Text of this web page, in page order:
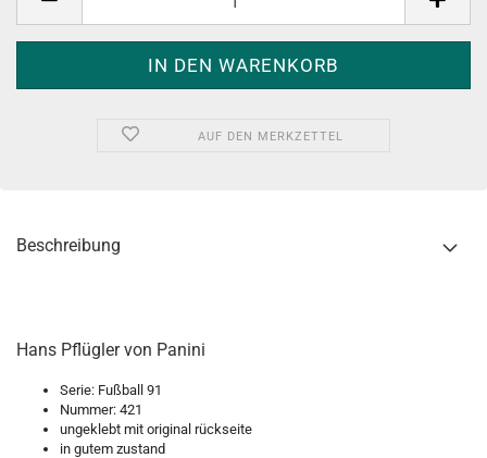
AUF DEN MERKZETTEL
Beschreibung
Hans Pflügler von Panini
Serie: Fußball 91
Nummer: 421
ungeklebt mit original rückseite
in gutem zustand